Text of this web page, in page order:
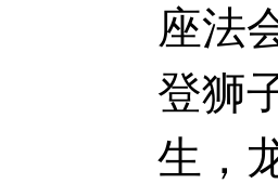
座法
登狮
生，